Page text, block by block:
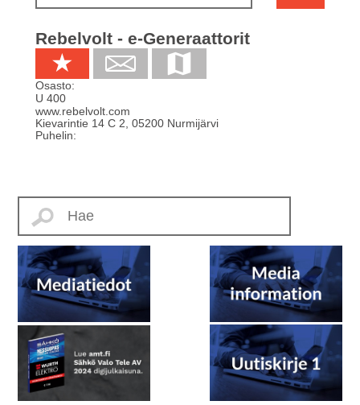
Rebelvolt - e-Generaattorit
Osasto:
U 400
www.rebelvolt.com
Kievarintie 14 C 2 05200 Nurmijärvi
Puhelin: